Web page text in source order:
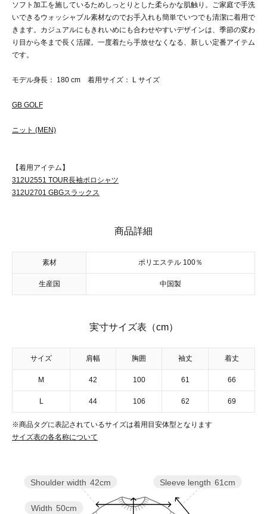
ソフト加工を施しているためしっとりとした柔らかな肌触り。ご家庭で手洗
いできるウォッシャブル素材なのでお手入れも簡単でいつでも清潔に着用で
きます。カジュアルにもきれいめにも合わせやすいデザインは、季節の変わ
り目から冬まで長く活躍。一度着たら手放せなくなる、新しい定番アイテム
です。
モデル身長： 180 cm 着用サイズ： L サイズ
GB GOLF
ニット (MEN)
【着用アイテム】
312U2551 TOUR長袖ポロシャツ
312U2701 GBGスラックス
商品詳細
素材 ポリエステル 100％
生産国 中国製
実寸サイズ表（cm）
サイズ 肩幅 胸囲 袖丈 着丈
M 42 100 61 66
L 44 106 62 69
※商品タグに表記されているサイズは着用目安体型となります
サイズ表の各名称について
Sleeve length 61cm
Width 50cm
Shoulder width 42cm